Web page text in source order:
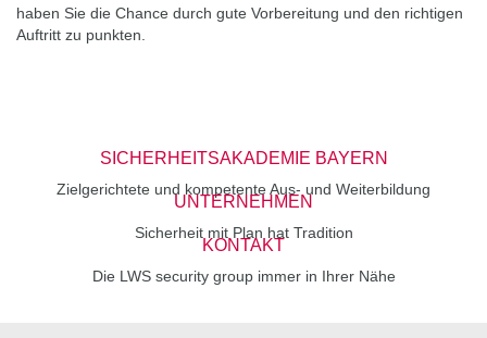
haben Sie die Chance durch gute Vorbereitung und den richtigen
Auftritt zu punkten.
SICHERHEITSAKADEMIE BAYERN
Zielgerichtete und kompetente Aus- und Weiterbildung
UNTERNEHMEN
Sicherheit mit Plan hat Tradition
KONTAKT
Die LWS security group immer in Ihrer Nähe